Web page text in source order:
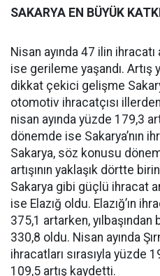
SAKARYA EN BÜYÜK
Nisan ayında 47 ilin
ise gerileme yaşandı. Artış
dikkat çekici gelişme
otomotiv ihracatçısı illerden
nisan ayında yüzde 179,3
dönemde ise Sakarya’nın
Sakarya, söz konusu
artışının yaklaşık dörtte
Sakarya gibi güçlü ihracat
ise Elazığ oldu. Elazığ’ın
375,1 artarken, yılbaşından
330,8 oldu. Nisan ayında
ihracatları sırasıyla yüzde
109,5 artış kaydetti.